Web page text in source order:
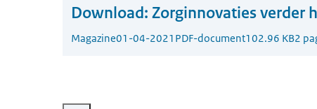
Download: Zorginnovaties verder
Magazine01-04-2021 PDF-document102.96 KB2
Vergroot afbeelding Teresa Cardoso Ribeiro over zorginnovaties